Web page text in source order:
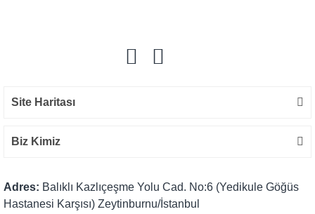
Site Haritası
Biz Kimiz
Adres: Balıklı Kazlıçeşme Yolu Cad. No:6 (Yedikule Göğüs
Hastanesi Karşısı) Zeytinburnu/İstanbul